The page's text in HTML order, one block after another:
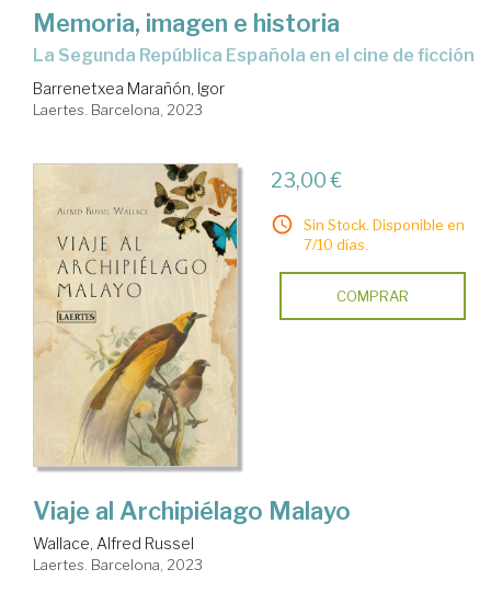
Memoria, imagen e historia
la Segunda República Española en el cine de ficción
Barrenetxea Marañón, Igor
Laertes. Barcelona, 2023
23,00 €
Sin Stock. Disponible en
7/10 días.
COMPRAR
Viaje al Archipiélago Malayo
Wallace, Alfred Russel
Laertes. Barcelona, 2023